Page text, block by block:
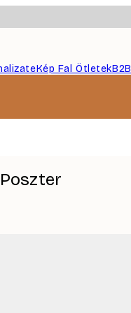
Kép Fal ÖtletekB2B